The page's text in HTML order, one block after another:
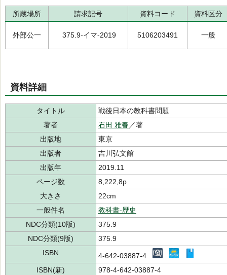
所蔵場所 請求記号 資料コード 資料区分
外部公一 375.9-イマ-2019 5106203491 一般
資料詳細
タイトル
戦後日本の教科書問題
著者
石田 雅春 ／著
出版地
東京
出版者
吉川弘文館
出版年
2019.11
ページ数
8,222,8p
大きさ
22cm
一般件名
教科書-歴史
NDC分類(10版)
375.9
NDC分類(9版)
375.9
ISBN
4-642-03887-4
ISBN(新)
978-4-642-03887-4